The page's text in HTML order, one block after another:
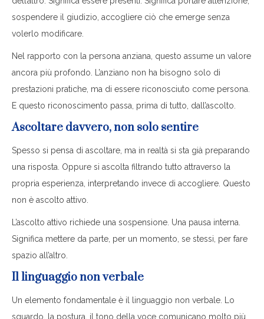
sospendere il giudizio, accogliere ciò che emerge senza
volerlo modificare.
Nel rapporto con la persona anziana, questo assume un valore
ancora più profondo. L’anziano non ha bisogno solo di
prestazioni pratiche, ma di essere riconosciuto come persona.
E questo riconoscimento passa, prima di tutto, dall’ascolto.
Ascoltare davvero, non solo sentire
Spesso si pensa di ascoltare, ma in realtà si sta già preparando
una risposta. Oppure si ascolta filtrando tutto attraverso la
propria esperienza, interpretando invece di accogliere. Questo
non è ascolto attivo.
L’ascolto attivo richiede una sospensione. Una pausa interna.
Significa mettere da parte, per un momento, se stessi, per fare
spazio all’altro.
Il linguaggio non verbale
Un elemento fondamentale è il linguaggio non verbale. Lo
sguardo, la postura, il tono della voce comunicano molto più